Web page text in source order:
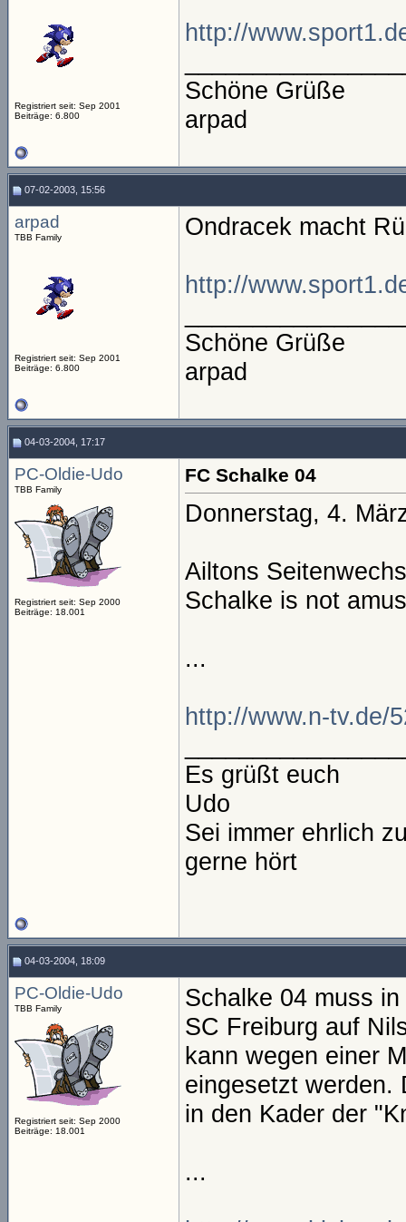
Registriert seit: Sep 2001
Beiträge: 6.800
http://
Schöne Grüße
arpad
07-02-2003, 15:56
arpad
TBB Family
Registriert seit: Sep 2001
Beiträge: 6.800
Ondracek macht
http://
Schöne Grüße
arpad
04-03-2004, 17:17
PC-Oldie-Udo
TBB Family
Registriert seit: Sep 2000
Beiträge: 18.001
FC Schalke 04
Donnerstag, 4.
Ailtons
Schalke is not
...
http://www.n-tv.de/
Es grüßt euch
Udo
Sei immer ehrlich
gerne hört
04-03-2004, 18:09
PC-Oldie-Udo
TBB Family
Registriert seit: Sep 2000
Beiträge: 18.001
Schalke 04 muss
SC Freiburg auf
kann wegen einer
eingesetzt werden.
in den Kader der
...